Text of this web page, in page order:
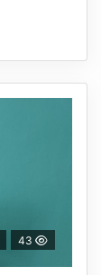
43